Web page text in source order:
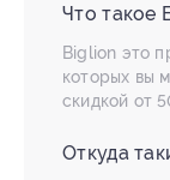
Что такое
Biglion это
которых вы
скидкой от
Откуда